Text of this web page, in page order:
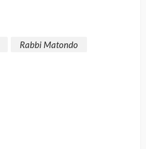
Rabbi Matondo